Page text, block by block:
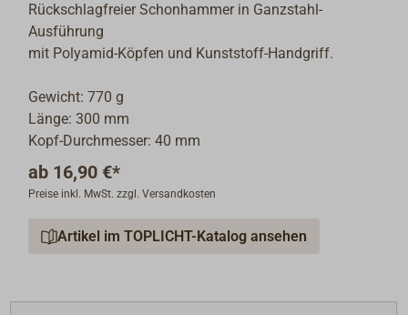
Rückschlagfreier Schonhammer in Ganzstahl-
Ausführung
mit Polyamid-Köpfen und Kunststoff-Handgriff.
Gewicht: 770 g
Länge: 300 mm
Kopf-Durchmesser: 40 mm
ab 16,90 €*
Preise inkl. MwSt. zzgl. Versandkosten
Artikel im TOPLICHT-Katalog ansehen